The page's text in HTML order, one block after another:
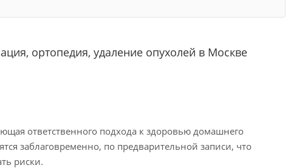
ортопедия, удаление опухолей в Москве
ответственного подхода к здоровью домашнего
заблаговременно, по предварительной записи, что
риски.